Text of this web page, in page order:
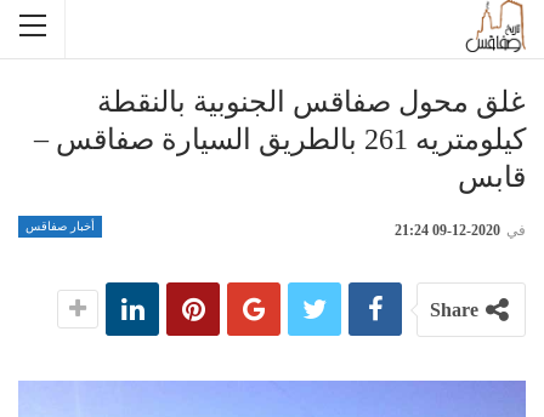
غلق محول صفاقس الجنوبية بالنقطة
كيلومتريه 261 بالطريق السيارة صفاقس –
قابس
أخبار صفاقس في 2020-12-09 21:24
Share